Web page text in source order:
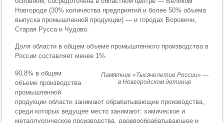
Новгороде (30% количества предприятий и более 50% объема
выпуска промышленной продукции) — и городах Боровичи,
Старая Русса и Чудово.
Доля области в общем объеме промышленного производства в
России составляет менее 1%.
Памятник «Тысячелетие России» —
в Новгородском детинце
90,8% в общем
объеме производства
промышленной
продукции области занимают обрабатывающие производства,
среди которых ведущее место занимают: химическое и
металлургическое производства, деревообрабатывающее и